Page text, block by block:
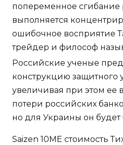
попеременное сгибание
выполняется
ошибочное восприятие
трейдер и философ
Российские ученые
конструкцию защитного
увеличивая при этом ее
потери российских
но для Украины он будет
Saizen 10ME стоимость